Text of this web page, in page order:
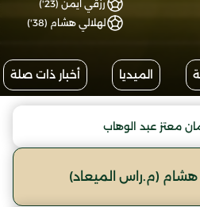
رزقي ايمن (23')
لهلالي هشام (38')
الميديا أخبار ذات صلة
معتز عبد الوهاب
(م.راس الميعاد)